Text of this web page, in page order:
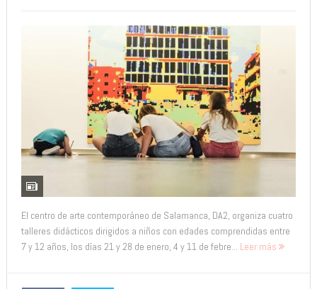
El centro de arte contemporáneo de Salamanca, DA2, organiza cuatro
talleres didácticos dirigidos a niños con edades comprendidas entre
7 y 12 años, los días 21 y 28 de enero, 4 y 11 de febre... Leer más